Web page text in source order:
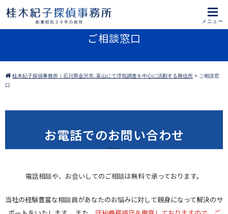
ご相談窓口
桂木紀子探偵事務所｜石川県金沢市､富山にて浮気調査を中心に活動する興信所 > ご相談窓
口
お電話でのお問い合わせ
電話相談や、お会いしてのご相談は無料で承っております。
当社の経験豊富な相談員があなたのお悩みに対して親身になって解決のサ